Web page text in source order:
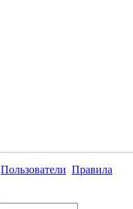
Пользователи Правила